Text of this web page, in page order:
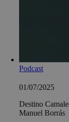
Podcast
01/07/2025
Destino
Manuel Borrás